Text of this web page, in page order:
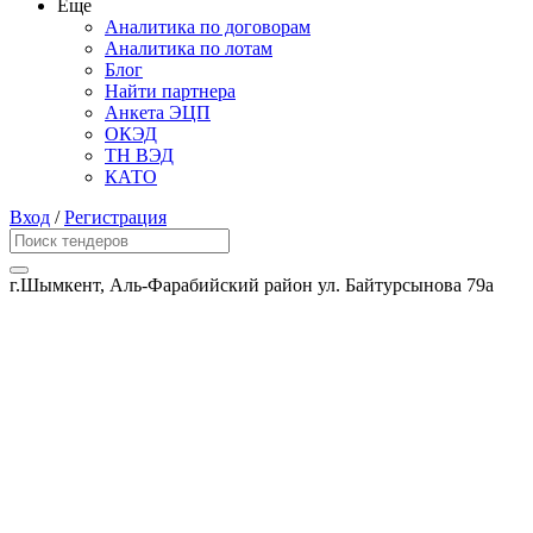
Еще
Аналитика по договорам
Аналитика по лотам
Блог
Найти партнера
Анкета ЭЦП
ОКЭД
ТН ВЭД
КАТО
Вход /Регистрация
г.Шымкент, Аль-Фарабийский район ул. Байтурсынова 79а